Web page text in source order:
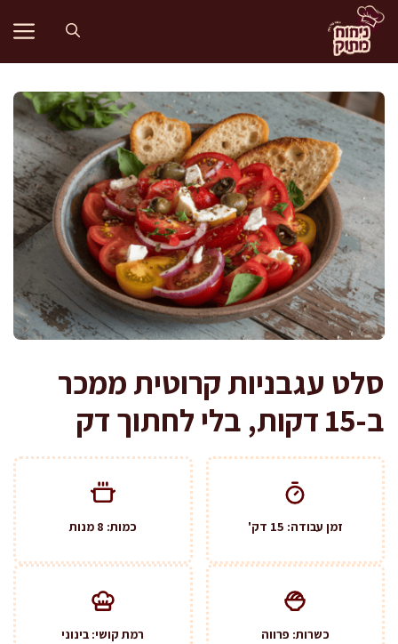
לדלג
לתוכן
סלט עגבניות קרוטית ממכר
ב-15 דקות, בלי לחתוך דק
זמן עבודה: 15 דק' כמות: 8 מנות
כשרות: פרווה רמת קושי: בינוני